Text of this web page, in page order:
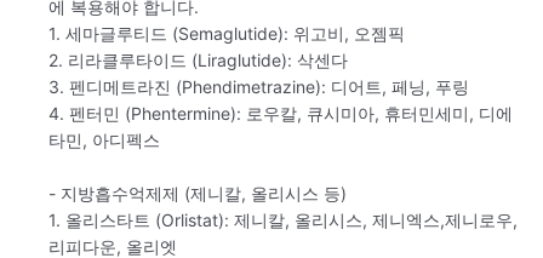
에 복용해야 합니다.
1. 세마글루티드 (Semaglutide): 위고비, 오젬픽
2. 리라클루타이드 (Liraglutide): 삭센다
3. 펜디메트라진 (Phendimetrazine): 디어트, 페닝, 푸링
4. 펜터민 (Phentermine): 로우칼, 큐시미아, 휴터민세미, 디에
타민, 아디펙스
- 지방흡수억제제 (제니칼, 올리시스 등)
1. 올리스타트 (Orlistat): 제니칼, 올리시스, 제니엑스,제니로우,
리피다운, 올리엣